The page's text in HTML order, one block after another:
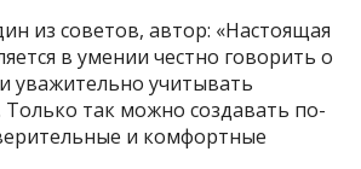
из советов, автор: «Настоящая
в умении честно говорить о
уважительно учитывать
Только так можно создавать по-
и комфортные